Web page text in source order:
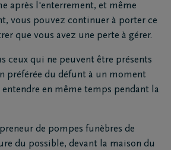
après l'enterrement, et même
vous pouvez continuer à porter ce
que vous avez une perte à gérer.
ceux qui ne peuvent être présents
préférée du défunt à un moment
en même temps pendant la
de pompes funèbres de
du possible, devant la maison du